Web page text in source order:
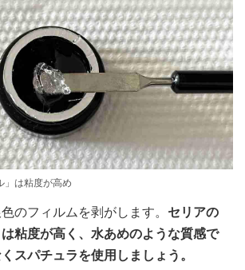
」は粘度が高め
のフィルムを剥がします。 セリアの
は粘度が高く、水あめのような質感で
スパチュラを使用しましょう。